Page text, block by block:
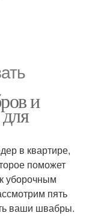
и
в квартире,
поможет
уборочным
пять
ваши швабры.